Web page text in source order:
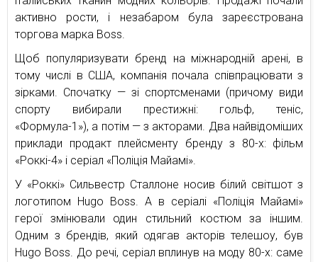
активно рости, і незабаром була зареєстрована
торгова марка Boss.
Щоб популяризувати бренд на міжнародній арені, в
тому числі в США, компанія почала співпрацювати з
зірками. Спочатку — зі спортсменами (причому види
спорту вибирали престижні: гольф, теніс,
«Формула-1»), а потім — з акторами. Два найвідоміших
приклади продакт плейсменту бренду з 80-х: фільм
«Роккі-4» і серіал «Поліція Майамі».
У «Роккі» Сильвестр Сталлоне носив білий світшот з
логотипом Hugo Boss. А в серіалі «Поліція Майамі»
герої змінювали один стильний костюм за іншим.
Одним з брендів, який одягав акторів телешоу, був
Hugo Boss. До речі, серіал вплинув на моду 80-х: саме